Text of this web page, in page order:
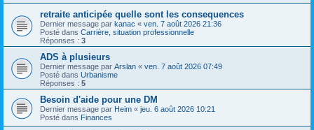
retraite anticipée quelle sont les consequences
Dernier message par kanac « ven. 7 août 2026 21:36
Posté dans Carrière, situation professionnelle
Réponses : 3
ADS à plusieurs
Dernier message par Arslan « ven. 7 août 2026 07:49
Posté dans Urbanisme
Réponses : 5
Besoin d'aide pour une DM
Dernier message par Heim « jeu. 6 août 2026 10:21
Posté dans Finances